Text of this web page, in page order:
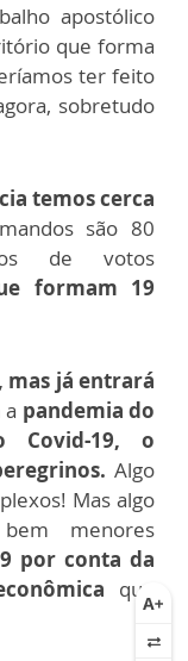
apostólico
que forma
ter feito
sobretudo
temos cerca
são 80
de votos
formam 19
mas já entrará
pandemia do
Covid-19, o
Algo
Mas algo
menores
por conta da
que